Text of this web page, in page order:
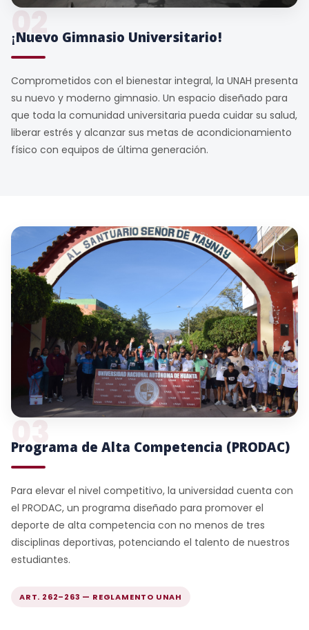
02
¡Nuevo Gimnasio Universitario!
Comprometidos con el bienestar integral, la UNAH presenta
su nuevo y moderno gimnasio. Un espacio diseñado para
que toda la comunidad universitaria pueda cuidar su salud,
liberar estrés y alcanzar sus metas de acondicionamiento
físico con equipos de última generación.
03
Programa de Alta Competencia (PRODAC)
Para elevar el nivel competitivo, la universidad cuenta con
el PRODAC, un programa diseñado para promover el
deporte de alta competencia con no menos de tres
disciplinas deportivas, potenciando el talento de nuestros
estudiantes.
ART. 262–263 — REGLAMENTO UNAH